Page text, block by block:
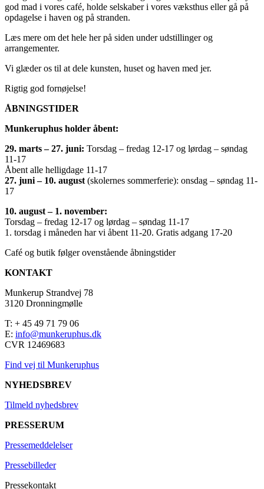
god mad i vores café, holde selskaber i vores væksthus eller gå på
opdagelse i haven og på stranden.
Læs mere om det hele her på siden under udstillinger og
arrangementer.
Vi glæder os til at dele kunsten, huset og haven med jer.
Rigtig god fornøjelse!
ÅBNINGSTIDER
Munkeruphus holder åbent:
29. marts – 27. juni: Torsdag – fredag 12-17 og lørdag – søndag
11-17
Åbent alle helligdage 11-17
27. juni – 10. august (skolernes sommerferie): onsdag – søndag 11-
17
10. august – 1. november:
Torsdag – fredag 12-17 og lørdag – søndag 11-17
1. torsdag i måneden har vi åbent 11-20. Gratis adgang 17-20
Café og butik følger ovenstående åbningstider
KONTAKT
Munkerup Strandvej 78
3120 Dronningmølle
T: + 45 49 71 79 06
E: info@munkeruphus.dk
CVR 12469683
Find vej til Munkeruphus
NYHEDSBREV
Tilmeld nyhedsbrev
PRESSERUM
Pressemeddelelser
Pressebilleder
Pressekontakt